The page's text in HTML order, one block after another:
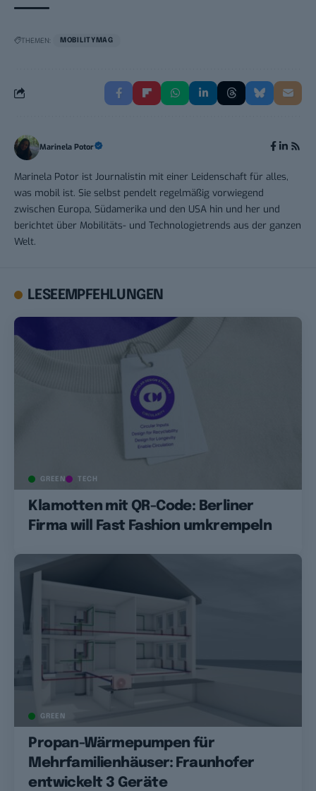
THEMEN: MOBILITYMAG
Marinela Potor
Marinela Potor ist Journalistin mit einer Leidenschaft für alles,
was mobil ist. Sie selbst pendelt regelmäßig vorwiegend
zwischen Europa, Südamerika und den USA hin und her und
berichtet über Mobilitäts- und Technologietrends aus der ganzen
Welt.
LESEEMPFEHLUNGEN
GREEN TECH
Klamotten mit QR-Code: Berliner
Firma will Fast Fashion umkrempeln
GREEN
Propan-Wärmepumpen für
Mehrfamilienhäuser: Fraunhofer
entwickelt 3 Geräte